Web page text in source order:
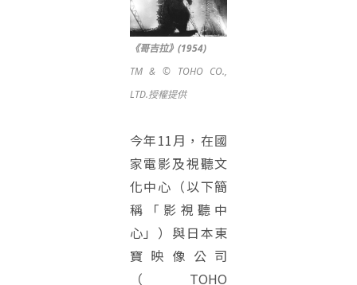
《哥吉拉》(1954)
TM & © TOHO CO.,
LTD.授權提供
今年11月，在國
家電影及視聽文
化中心（以下簡
稱「影視聽中
心」）與日本東
寶映像公司
（TOHO